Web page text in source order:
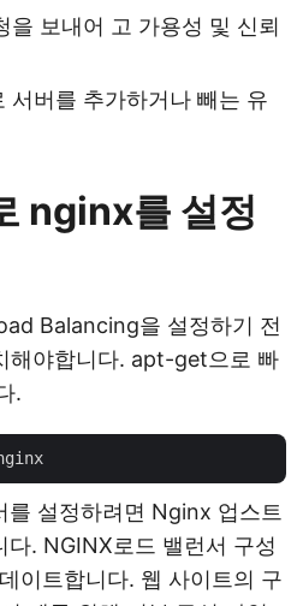
을 보내어 고 가용성 및 신뢰
서버를 추가하거나 빼는 유
nginx를 설정
Balancing을 설정하기 전
해야합니다. apt-get으로 빠
.
를 설정하려면 Nginx 업스트
다. NGINX로드 밸런서 구성
이트합니다. 웹 사이트의 구